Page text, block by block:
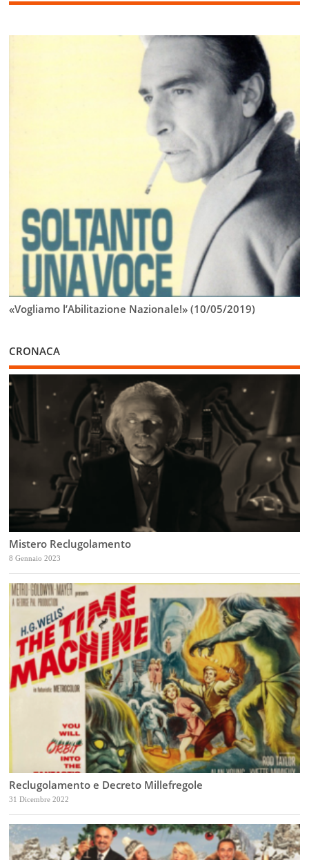
«Vogliamo l’Abilitazione Nazionale!» (10/05/2019)
CRONACA
Mistero Reclugolamento
8 Gennaio 2023
Reclugolamento e Decreto Millefregole
31 Dicembre 2022